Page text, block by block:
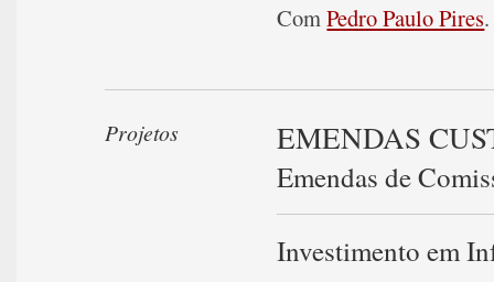
ComPedro Paulo Pires.
Projetos EMENDAS
Emendas de
Investimento em